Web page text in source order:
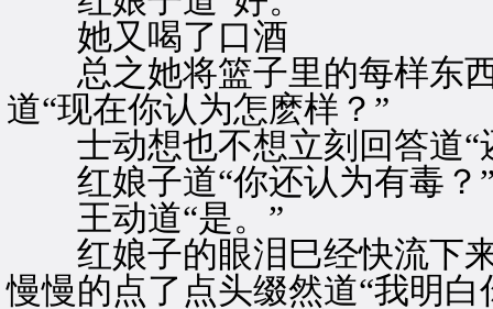
她又喝了口酒
总之她将篮子里的每样东西
道“现在你认为怎麽样？”
士动想也不想立刻回答道“
红娘子道“你还认为有毒？
王动道“是。”
红娘子的眼泪巳经快流下来
慢慢的点了点头缀然道“我明白